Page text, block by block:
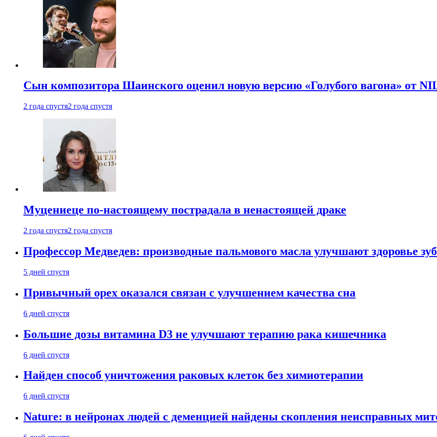
Сын композитора Шаинского оценил новую версию «Голубого вагона» от
2 года спустя2 года спустя
Муцениеце по-настоящему пострадала в ненастоящей драке
2 года спустя2 года спустя
Профессор Медведев: производные пальмового масла улучшают здоровье
5 дней спустя
Привычный орех оказался связан с улучшением качества сна
6 дней спустя
Большие дозы витамина D3 не улучшают терапию рака кишечника
6 дней спустя
Найден способ уничтожения раковых клеток без химиотерапии
6 дней спустя
Nature: в нейронах людей с деменцией найдены скопления неисправных